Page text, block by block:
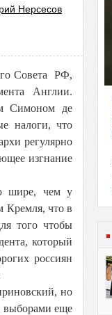
Нерсесов
Совета РФ,
Англии.
Симоном де
налоги, что
регулярно
изгнание
шире, чем у
Кремля, что в
того чтобы
который
россиян
но
выборами еще